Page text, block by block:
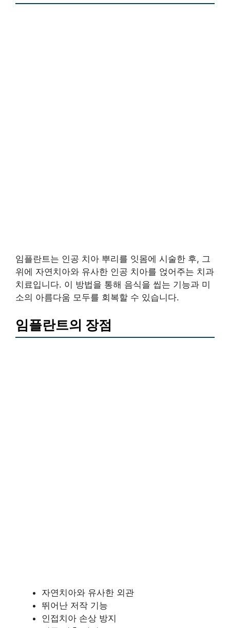
임플란트는 인공 치아 뿌리를 잇몸에 시술한 후, 그
위에 자연치아와 유사한 인공 치아를 얹어주는 치과
치료입니다. 이 방법을 통해 음식을 씹는 기능과 미
소의 아름다움 모두를 회복할 수 있습니다.
임플란트의 장점
자연치아와 유사한 외관
뛰어난 저작 기능
인접치아 손상 방지